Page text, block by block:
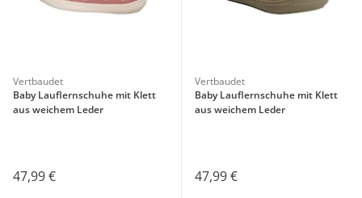
Vertbaudet
Baby Lauflernschuhe mit Klett
aus weichem Leder
47,99 €
Vertbaudet
Baby Lauflernschuhe mit Klett
aus weichem Leder
47,99 €